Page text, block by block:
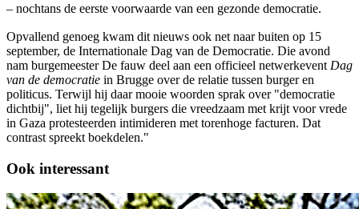
– nochtans de eerste voorwaarde van een gezonde democratie.
Opvallend genoeg kwam dit nieuws ook net naar buiten op 15
september, de Internationale Dag van de Democratie. Die avond
nam burgemeester De fauw deel aan een officieel netwerkeventDag
van de democratie in Brugge over de relatie tussen burger en
politicus. Terwijl hij daar mooie woorden sprak over "democratie
dichtbij", liet hij tegelijk burgers die vreedzaam met krijt voor vrede
in Gaza protesteerden intimideren met torenhoge facturen. Dat
contrast spreekt boekdelen."
Ook interessant